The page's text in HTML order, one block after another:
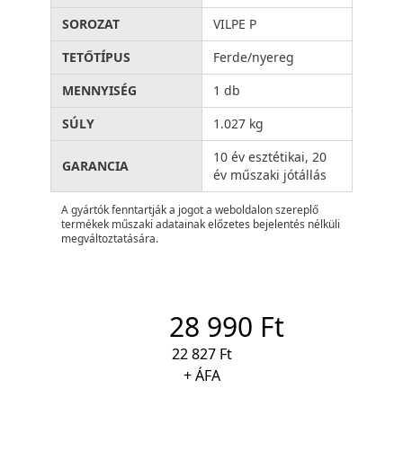
SOROZAT
VILPE P
TETŐTÍPUS
Ferde/nyereg
MENNYISÉG
1 db
SÚLY
1.027 kg
GARANCIA
10 év esztétikai, 20
év műszaki jótállás
A gyártók fenntartják a jogot a weboldalon szereplő
termékek műszaki adatainak előzetes bejelentés nélküli
megváltoztatására.
28 990 Ft
22 827 Ft
+ ÁFA